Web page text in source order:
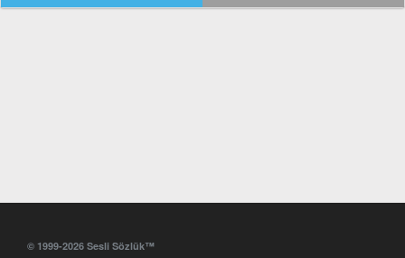
© 1999-2026 Sesli Sözlük™